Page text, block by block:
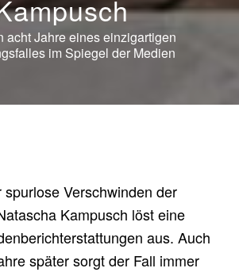
acht Jahre eines einzigartigen
im Spiegel der Medien
Verschwinden der
Kampusch löst eine
aus. Auch
später sorgt der Fall immer